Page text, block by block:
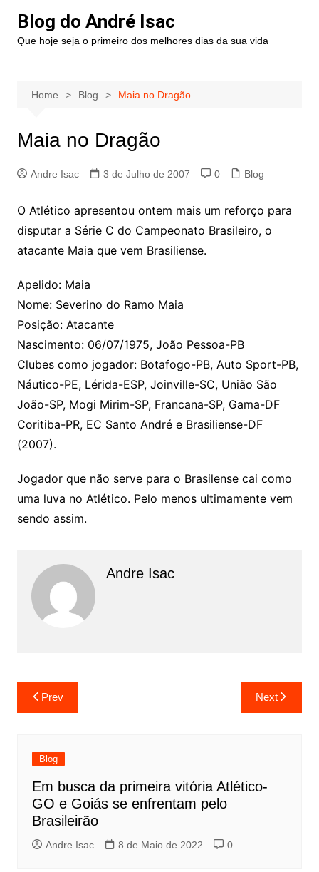
Blog do André Isac
Que hoje seja o primeiro dos melhores dias da sua vida
Home Blog Maia no Dragão
Maia no Dragão
Andre Isac 3 de Julho de 2007 0 Blog
O Atlético apresentou ontem mais um reforço para
disputar a Série C do Campeonato Brasileiro, o
atacante Maia que vem Brasiliense.
Apelido: Maia
Nome: Severino do Ramo Maia
Posição: Atacante
Nascimento: 06/07/1975, João Pessoa-PB
Clubes como jogador: Botafogo-PB, Auto Sport-PB,
Náutico-PE, Lérida-ESP, Joinville-SC, União São
João-SP, Mogi Mirim-SP, Francana-SP, Gama-DF
Coritiba-PR, EC Santo André e Brasiliense-DF
(2007).
Jogador que não serve para o Brasilense cai como
uma luva no Atlético. Pelo menos ultimamente vem
sendo assim.
Andre Isac
Prev Next
Blog
Em busca da primeira vitória Atlético-
GO e Goiás se enfrentam pelo
Brasileirão
Andre Isac 8 de Maio de 2022 0